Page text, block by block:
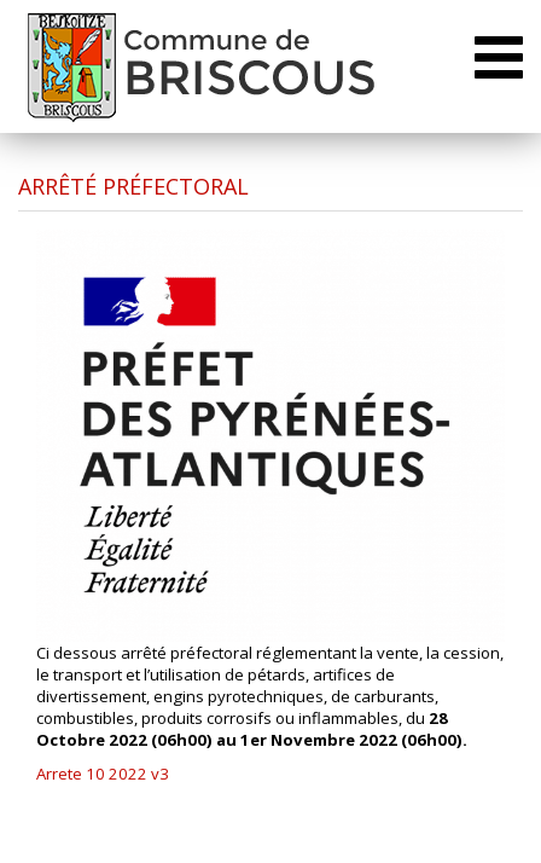
ARRÊTÉ PRÉFECTORAL
Ci dessous arrêté préfectoral réglementant la vente, la cession,
le transport et l’utilisation de pétards, artifices de
divertissement, engins pyrotechniques, de carburants,
combustibles, produits corrosifs ou inflammables, du 28
Octobre 2022 (06h00) au 1er Novembre 2022 (06h00).
Arrete 10 2022 v3